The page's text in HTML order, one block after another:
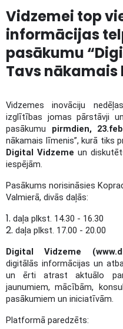
Vidzemei top
informācijas
pasākumu
Tavs nākamais
Vidzemes inovāciju
izglītības jomas pārstāvji
pasākumu pirmdien,
nākamais līmenis”, kurā tiks
Digital Vidzeme un
iespējām.
Pasākums norisināsies
Valmierā, divās daļās:
daļa plkst. 14.30 - 16.30
daļa plkst. 17.00 - 20.00
Digital Vidzeme
digitālās informācijas un
un ērti atrast aktuālo par
jaunumiem, mācībām,
pasākumiem un iniciatīvām.
Platformā paredzēts: